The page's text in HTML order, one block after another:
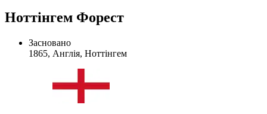
Ноттінгем Форест
Засновано
1865, Англія, Ноттінгем